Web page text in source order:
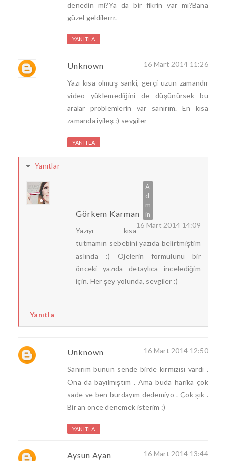
denedin mi?Ya da bir fikrin var mı?Bana
güzel geldilerrr.
YANITLA
Unknown 16 Mart 2014 11:26
Yazı kısa olmuş sanki, gerçi uzun zamandır
video yüklemediğini de düşünürsek bu
aralar problemlerin var sanırım. En kısa
zamanda iyileş :) sevgiler
YANITLA
Yanıtlar
Görkem Karman
16 Mart 2014 14:09
Yazıyı kısa
tutmamın sebebini yazıda belirtmiştim
aslında :) Ojelerin formülünü bir
önceki yazıda detaylıca incelediğim
için. Her şey yolunda, sevgiler :)
Yanıtla
Unknown 16 Mart 2014 12:50
Sanırım bunun sende birde kırmızısı vardı .
Ona da bayılmıştım . Ama buda harika çok
sade ve ben burdayım dedemiyo . Çok şık .
Bir an önce denemek isterim :)
YANITLA
Aysun Ayan 16 Mart 2014 13:44